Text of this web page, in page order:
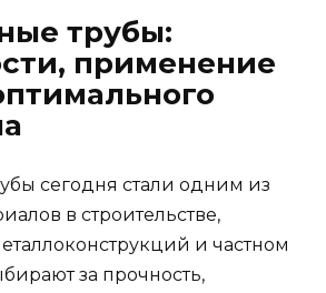
трубы:
применение
сегодня стали одним из
в строительстве,
и частном
за прочность,